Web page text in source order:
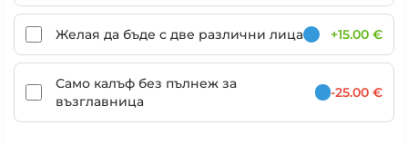
Желая да бъде с две различни лица +15.00 €
Само калъф без пълнеж за
възглавница
-25.00 €